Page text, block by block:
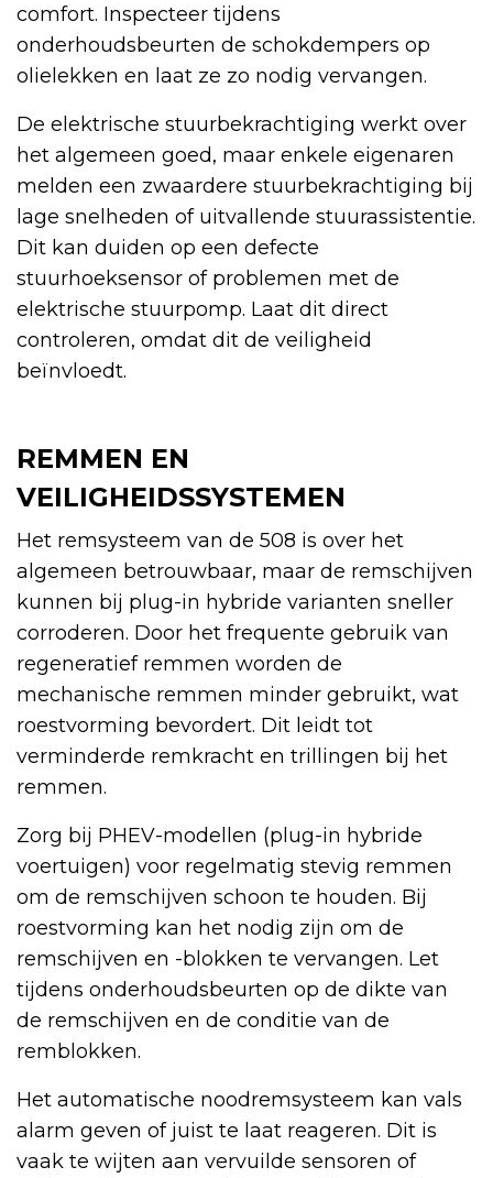
comfort. Inspecteer tijdens
onderhoudsbeurten de schokdempers op
olielekken en laat ze zo nodig vervangen.
De elektrische stuurbekrachtiging werkt over
het algemeen goed, maar enkele eigenaren
melden een zwaardere stuurbekrachtiging bij
lage snelheden of uitvallende stuurassistentie.
Dit kan duiden op een defecte
stuurhoeksensor of problemen met de
elektrische stuurpomp. Laat dit direct
controleren, omdat dit de veiligheid
beïnvloedt.
REMMEN EN
VEILIGHEIDSSYSTEMEN
Het remsysteem van de 508 is over het
algemeen betrouwbaar, maar de remschijven
kunnen bij plug-in hybride varianten sneller
corroderen. Door het frequente gebruik van
regeneratief remmen worden de
mechanische remmen minder gebruikt, wat
roestvorming bevordert. Dit leidt tot
verminderde remkracht en trillingen bij het
remmen.
Zorg bij PHEV-modellen (plug-in hybride
voertuigen) voor regelmatig stevig remmen
om de remschijven schoon te houden. Bij
roestvorming kan het nodig zijn om de
remschijven en -blokken te vervangen. Let
tijdens onderhoudsbeurten op de dikte van
de remschijven en de conditie van de
remblokken.
Het automatische noodremsysteem kan vals
alarm geven of juist te laat reageren. Dit is
vaak te wijten aan vervuilde sensoren of